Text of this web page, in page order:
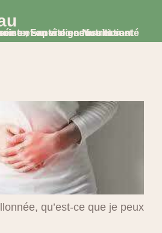
en santé digestive et santé féminine à Saumur, Avoine et en visio consultation
qu’est-ce que je peux